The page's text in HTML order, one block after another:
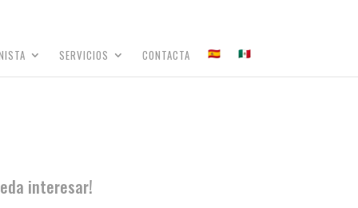
SERVICIOS CONTACTA
interesar!